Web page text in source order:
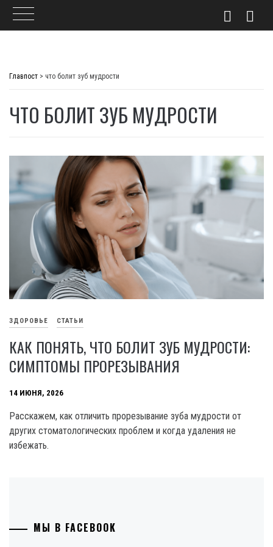
Главпост > что болит зуб мудрости
ЧТО БОЛИТ ЗУБ МУДРОСТИ
ЗДОРОВЬЕ СТАТЬИ
КАК ПОНЯТЬ, ЧТО БОЛИТ ЗУБ МУДРОСТИ:
СИМПТОМЫ ПРОРЕЗЫВАНИЯ
14 ИЮНЯ, 2026
Расскажем, как отличить прорезывание зуба мудрости от
других стоматологических проблем и когда удаления не
избежать.
МЫ В FACEBOOK